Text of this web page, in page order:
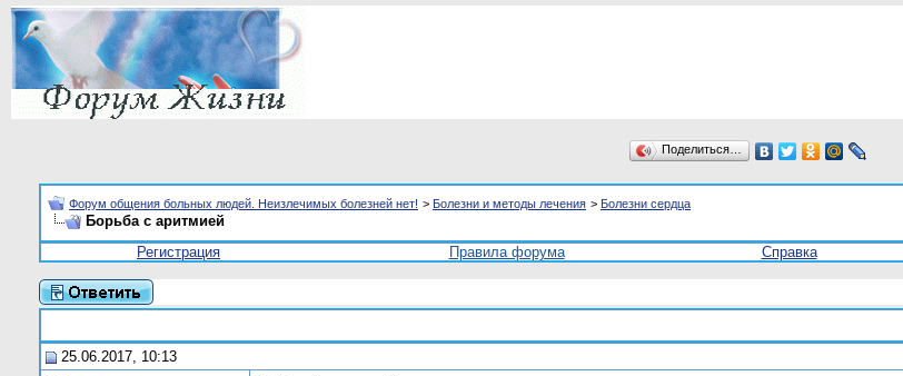
Поделиться…
Форум общения больных людей. Неизлечимых болезней нет! > Болезни и методы лечения > Болезни сердца
Борьба с аритмией
Регистрация Правила форума Справка
25.06.2017, 10:13